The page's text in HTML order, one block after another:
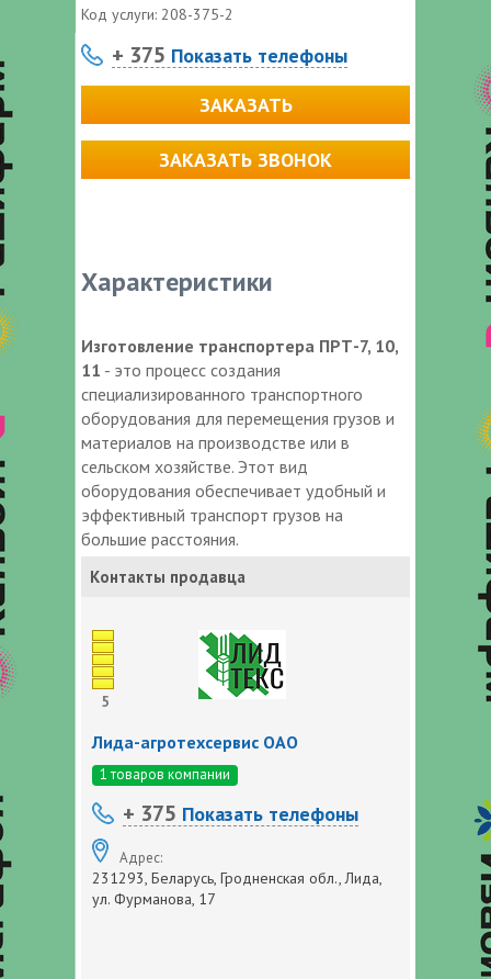
Код услуги: 208-375-2
+ 375 Показать телефоны
ЗАКАЗАТЬ
ЗАКАЗАТЬ ЗВОНОК
Характеристики
Изготовление транспортера ПРТ-7, 10,
11 - это процесс создания
специализированного транспортного
оборудования для перемещения грузов и
материалов на производстве или в
сельском хозяйстве. Этот вид
оборудования обеспечивает удобный и
эффективный транспорт грузов на
большие расстояния.
Контакты продавца
5
Лида-агротехсервис ОАО
1 товаров компании
+ 375 Показать телефоны
Адрес:
231293, Беларусь, Гродненская обл., Лида,
ул. Фурманова, 17